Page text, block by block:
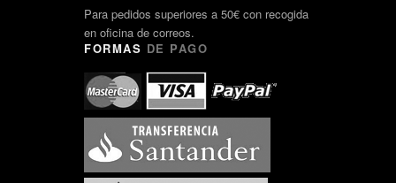
Para pedidos superiores a 50€ con recogida
en oficina de correos.
FORMAS DE PAGO